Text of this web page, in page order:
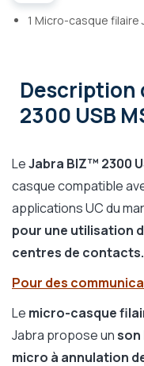
1 Micro-casque filaire
Description
2300 USB
LeJabra BIZ™ 2300
casque compatible
applications UC du
pour une utilisation
centres de contacts.
Pour des
Le micro-casque
Jabra propose unson
micro à annulation